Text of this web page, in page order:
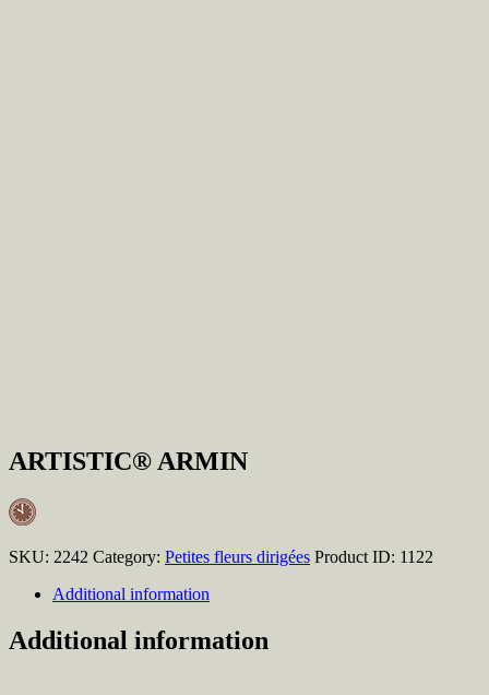
ARTISTIC® ARMIN
SKU: 2242 Category: Petites fleurs dirigées Product ID: 1122
Additional information
Additional information